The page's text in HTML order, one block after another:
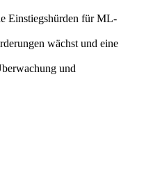
Einstiegshürden für ML-
wächst und eine
und